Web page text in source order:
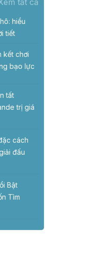
tất cả
hiểu
tiết
kết chơi
bạo lực
tất
trị giá
cách
đấu
Bật
Tìm